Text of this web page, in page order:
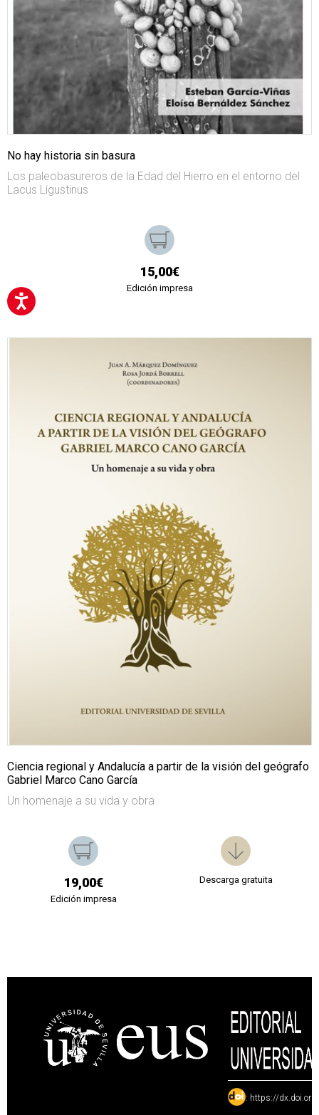
No hay historia sin basura
Los paleobasureros de la Edad del Hierro en el entorno del
Lacus Ligustinus
15,00€
Edición impresa
Ciencia regional y Andalucía a partir de la visión del geógrafo
Gabriel Marco Cano García
Un homenaje a su vida y obra
19,00€
Edición impresa
Descarga gratuita
: https://